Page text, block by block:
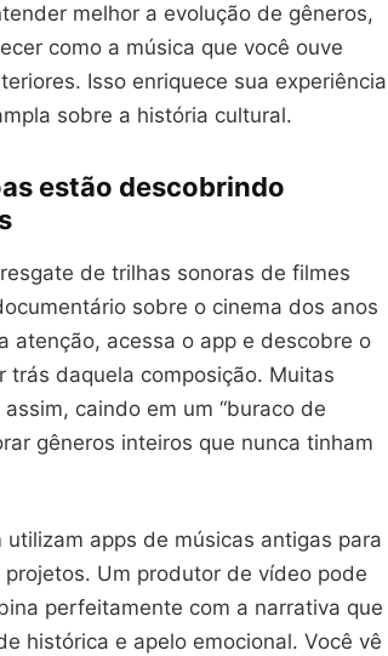
melhor a evolução de gêneros,
como a música que você ouve
Isso enriquece sua experiência
sobre a história cultural.
estão descobrindo
de trilhas sonoras de filmes
sobre o cinema dos anos
atenção, acessa o app e descobre o
daquela composição. Muitas
caindo em um “buraco de
gêneros inteiros que nunca tinham
apps de músicas antigas para
Um produtor de vídeo pode
perfeitamente com a narrativa que
histórica e apelo emocional. Você vê